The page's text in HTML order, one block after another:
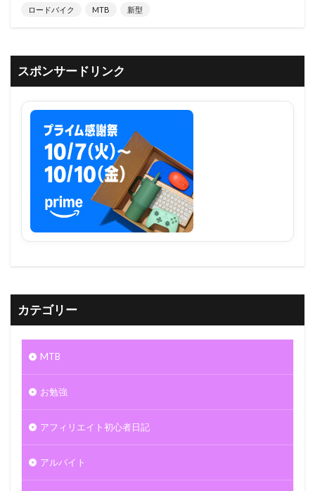
ロードバイク MTB 新型
スポンサードリンク
カテゴリー
MTB
お勉強
アフィリエイト初心者日記
アルバイト